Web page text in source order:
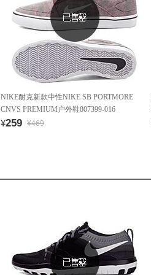
NIKE耐克新款中性NIKE SB PORTMORE
CNVS PREMIUM户外鞋807399-016
¥259 ¥469